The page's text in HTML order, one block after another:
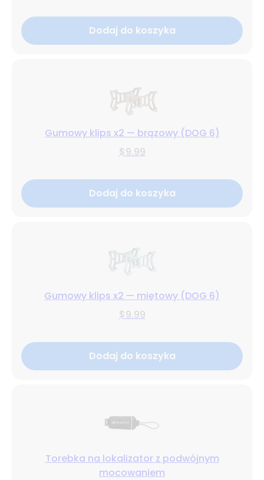
Dodaj do koszyka
Gumowy klips x2 — brązowy (DOG 6)
$9.99
Dodaj do koszyka
Gumowy klips x2 — miętowy (DOG 6)
$9.99
Dodaj do koszyka
Torebka na lokalizator z podwójnym
mocowaniem